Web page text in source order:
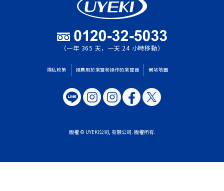
（一年 365 天，一天 24 小時移動）
隱私政策 推薦用於瀏覽和操作的瀏覽器 網站地圖
版權 © UYEKI公司, 有限公司. 版權所有.